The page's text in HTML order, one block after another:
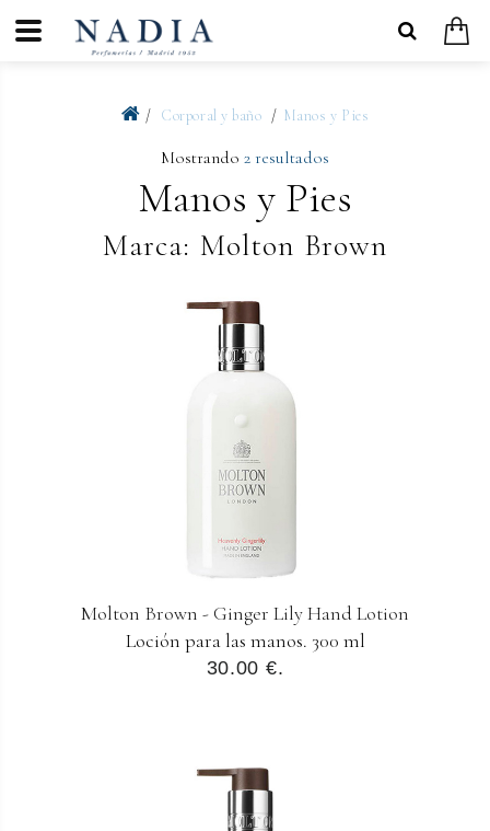
Corporal y baño Manos y Pies
Mostrando 2 resultados
Manos y Pies
Marca: Molton Brown
Molton Brown - Ginger Lily Hand Lotion
Loción para las manos. 300 ml
30.00 €.